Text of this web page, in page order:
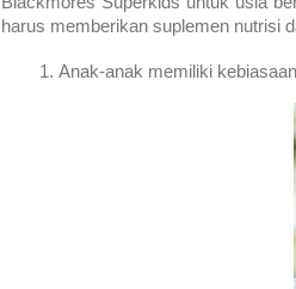
harus memberikan suplemen nutrisi
Anak-anak memiliki